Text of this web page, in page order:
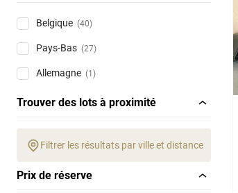
Belgique (40)
Pays-Bas (27)
Allemagne (1)
Trouver des lots à proximité
Filtrer les résultats par ville et distance
Prix de réserve